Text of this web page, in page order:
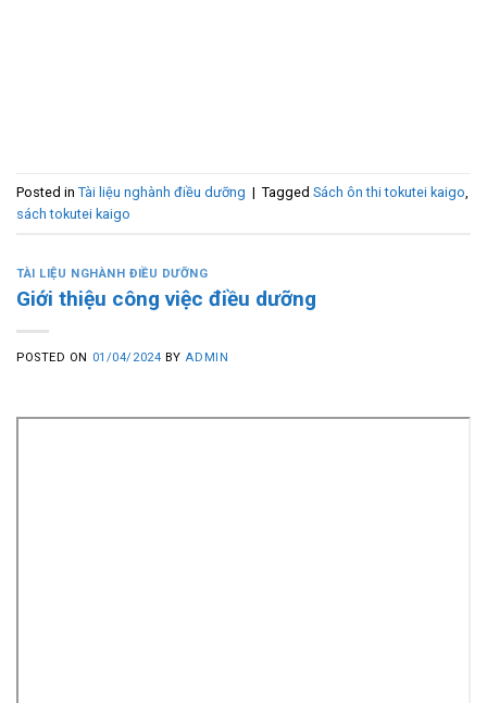
Posted in Tài liệu nghành điều dưỡng | Tagged Sách ôn thi tokutei kaigo
sách tokutei kaigo
TÀI LIỆU NGHÀNH ĐIỀU DƯỠNG
Giới thiệu công việc điều dưỡng
POSTED ON 01/04/2024 BYADMIN